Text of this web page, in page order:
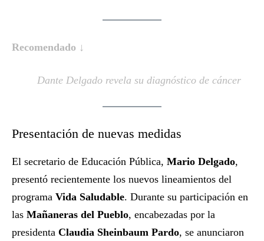
Recomendado ↓
Dante Delgado revela su diagnóstico de cáncer
Presentación de nuevas medidas
El secretario de Educación Pública, Mario Delgado,
presentó recientemente los nuevos lineamientos del
programa Vida Saludable. Durante su participación en
las Mañaneras del Pueblo, encabezadas por la
presidenta Claudia Sheinbaum Pardo, se anunciaron